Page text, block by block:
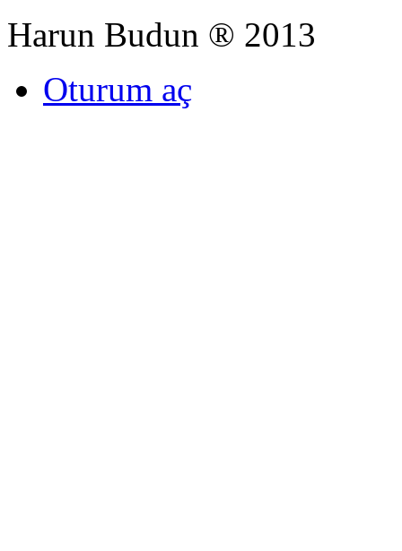
Harun Budun ® 2013
Oturum aç